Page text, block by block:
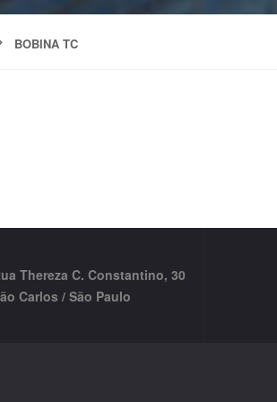
BOBINA TC
Thereza C. Constantino, 30
Carlos / São Paulo